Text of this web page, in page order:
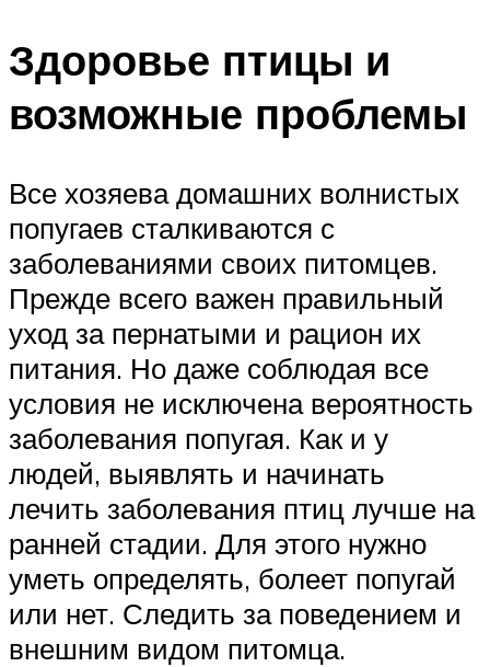
Здоровье птицы и
возможные проблемы
Все хозяева домашних волнистых
попугаев сталкиваются с
заболеваниями своих питомцев.
Прежде всего важен правильный
уход за пернатыми и рацион их
питания. Но даже соблюдая все
условия не исключена вероятность
заболевания попугая. Как и у
людей, выявлять и начинать
лечить заболевания птиц лучше на
ранней стадии. Для этого нужно
уметь определять, болеет попугай
или нет. Следить за поведением и
внешним видом питомца.